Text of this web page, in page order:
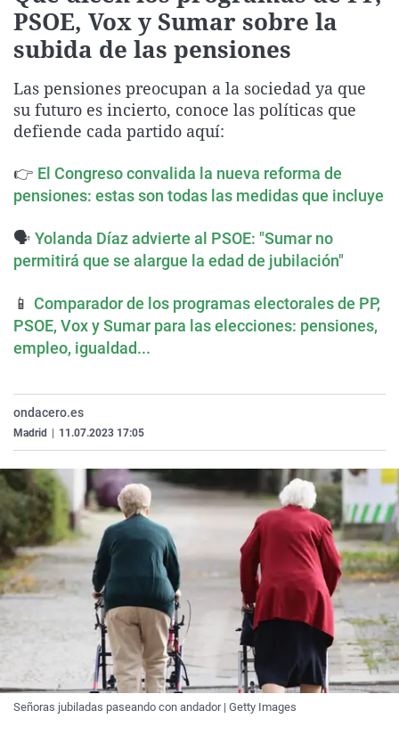
La rosa de los vientos
Gente viajera
Caso
Retornados
Operación Viuda
Extremadura
Galicia
Navarra
Virales
Televisión
PSOE, Vox y Sumar sobre la
subida de las pensiones
Las pensiones preocupan a la sociedad ya que
su futuro es incierto, conoce las políticas que
defiende cada partido aquí:
👉 El Congreso convalida la nueva reforma de
pensiones: estas son todas las medidas que incluye
🗣 Yolanda Díaz advierte al PSOE: "Sumar no
permitirá que se alargue la edad de jubilación"
📱 Comparador de los programas electorales de PP,
PSOE, Vox y Sumar para las elecciones: pensiones,
empleo, igualdad...
ondacero.es
Madrid 11.07.2023 17:05
Señoras jubiladas paseando con andador | Getty Images